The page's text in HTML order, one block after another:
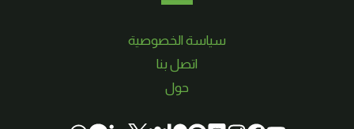
سياسة الخصوصية
اتصل بنا
حول